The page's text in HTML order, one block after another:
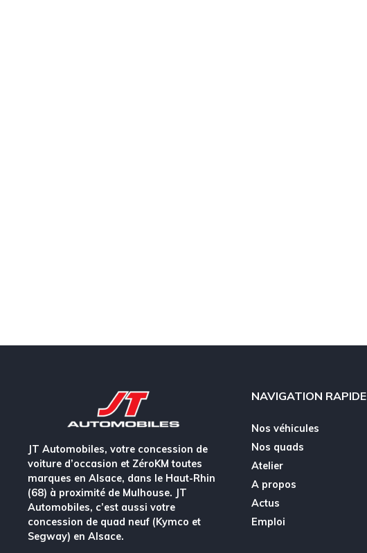
JT Automobiles, votre concession de
voiture d’occasion et ZéroKM toutes
marques en Alsace, dans le Haut-Rhin
(68) à proximité de Mulhouse. JT
Automobiles, c’est aussi votre
concession de quad neuf (Kymco et
Segway) en Alsace.
NAVIGATION RAPIDE
Nos véhicules
Nos quads
Atelier
A propos
Actus
Emploi